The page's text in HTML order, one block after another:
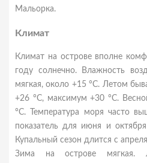
Мальорка.
Климат
Климат на острове вполне
году солнечно. Влажность
мягкая, около +15 °C. Летом
+26 °C, максимум +30 °C.
°C. Температура моря часто
показатель для июня и
Купальный сезон длится с
Зима на острове мягкая.